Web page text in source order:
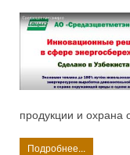
продукции и охрана
Подробнее...